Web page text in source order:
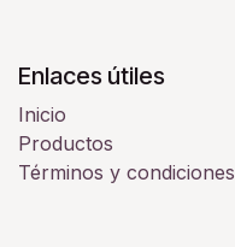
Enlaces útiles
Inicio
Productos
Términos y condiciones